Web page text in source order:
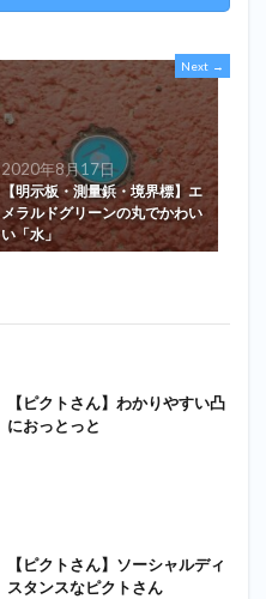
Next
2020年8月17日
【明示板・測量鋲・境界標】エ
メラルドグリーンの丸でかわい
い「水」
【ピクトさん】わかりやすい凸
におっとっと
【ピクトさん】ソーシャルディ
スタンスなピクトさん